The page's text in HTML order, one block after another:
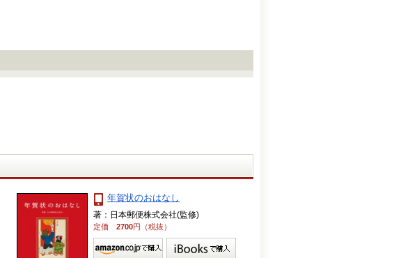
年賀状のおはなし
著：日本郵便株式会社(監修)
定価 2700円（税抜）